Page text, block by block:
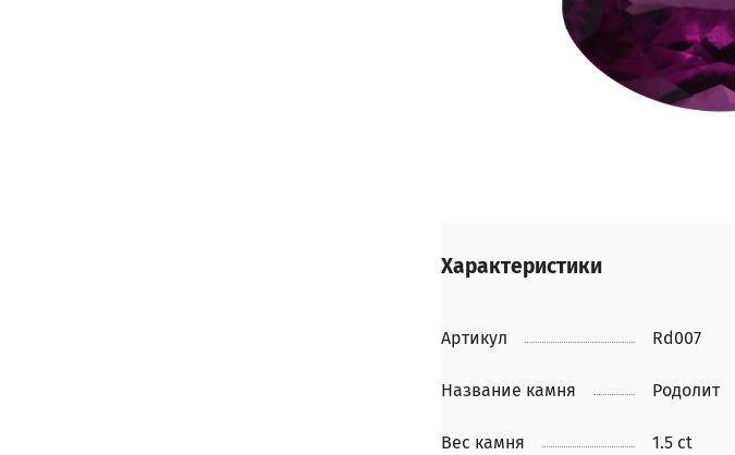
Характеристики
Артикул Rd007
Название камня Родолит
Вес камня 1.5 ct